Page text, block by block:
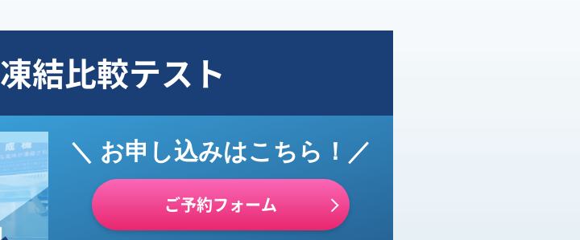
凍結比較テスト
＼ お申し込みはこちら！／
ご予約フォーム